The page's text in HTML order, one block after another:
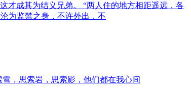
才成其为结义兄弟。 “两人住的地方相距遥远，各
为监禁之身，不许外出，不
，思索岩，思索影，他们都在我心间